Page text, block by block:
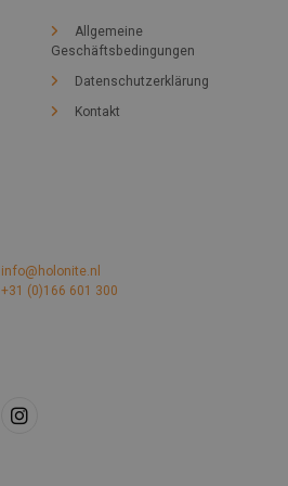
Allgemeine
Geschäftsbedingungen
Datenschutzerklärung
Kontakt
info@holonite.nl
+31 (0)166 601 300